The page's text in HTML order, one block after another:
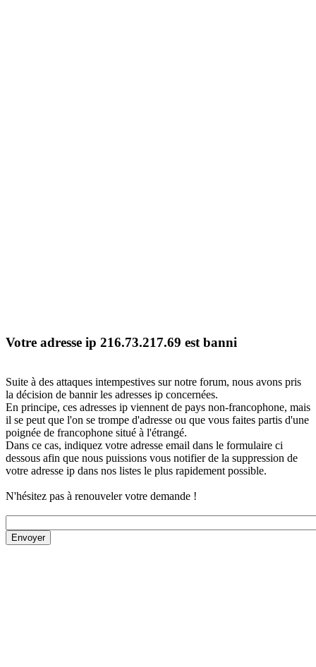
Votre adresse ip 216.73.217.69 est banni
Suite à des attaques intempestives sur notre forum, nous avons pris
la décision de bannir les adresses ip concernées.
En principe, ces adresses ip viennent de pays non-francophone, mais
il se peut que l'on se trompe d'adresse ou que vous faites partis d'une
poignée de francophone situé à l'étrangé.
Dans ce cas, indiquez votre adresse email dans le formulaire ci
dessous afin que nous puissions vous notifier de la suppression de
votre adresse ip dans nos listes le plus rapidement possible.
N'hésitez pas à renouveler votre demande !